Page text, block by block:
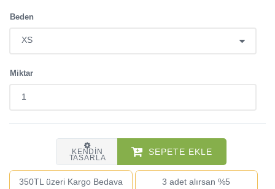
Beden
Miktar
KENDIN
TASARLA
SEPETE EKLE
350TL üzeri Kargo Bedava
3 adet alırsan %5